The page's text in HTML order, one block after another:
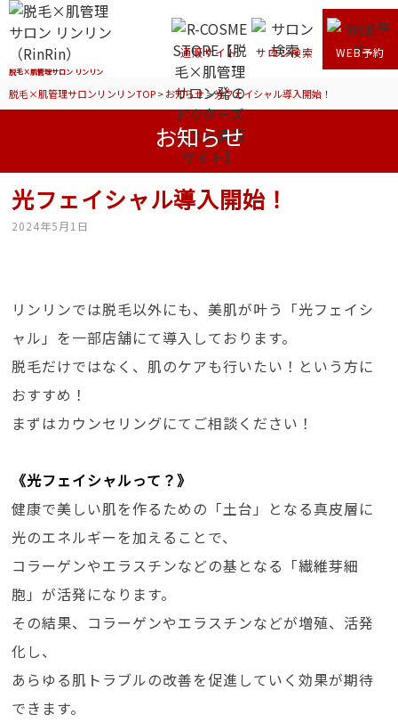
脱毛×肌管理サロン リンリン
通販サイト サロン検索 WEB予約
脱毛×肌管理サロンリンリンTOP>お知らせ>光フェイシャル導入開始！
お知らせ
光フェイシャル導入開始！
2024年5月1日
リンリンでは脱毛以外にも、美肌が叶う「光フェイシ
ャル」を一部店舗にて導入しております。
脱毛だけではなく、肌のケアも行いたい！という方に
おすすめ！
まずはカウンセリングにてご相談ください！
《光フェイシャルって？》
健康で美しい肌を作るための「土台」となる真皮層に
光のエネルギーを加えることで、
コラーゲンやエラスチンなどの基となる「繊維芽細
胞」が活発になります。
その結果、コラーゲンやエラスチンなどが増殖、活発
化し、
あらゆる肌トラブルの改善を促進していく効果が期待
できます。